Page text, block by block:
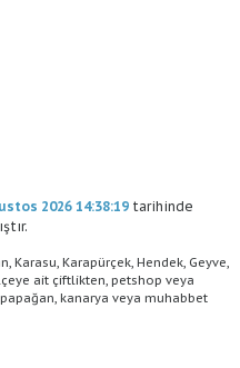
2026 14:38:19tarihinde
Karasu, Karapürçek, Hendek, Geyve,
ait çiftlikten, petshop veya
kanarya veya muhabbet